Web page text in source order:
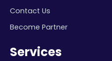
Contact Us
Become Partner
Services